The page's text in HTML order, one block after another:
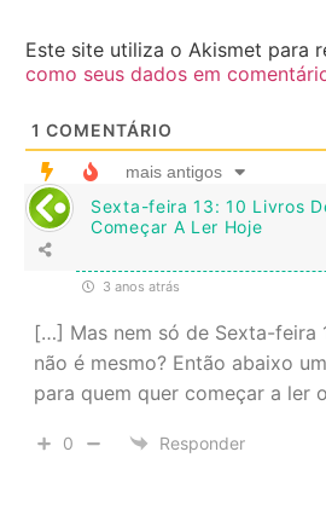
Este site utiliza o Akismet para
como seus dados em
1 COMENTÁRIO
mais antigos
Sexta-feira 13: 10 Livros
Começar A Ler Hoje
3 anos atrás
[…] Mas nem só de Sexta-feira
não é mesmo? Então abaixo
para quem quer começar a ler
0 Responder